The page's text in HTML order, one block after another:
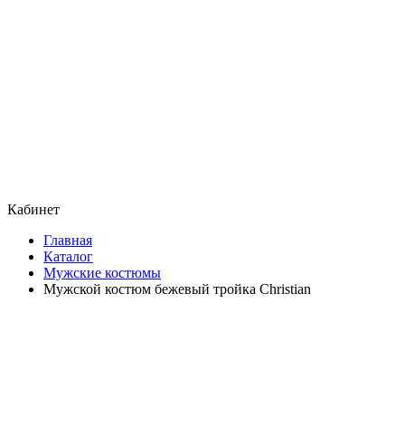
Кабинет
Главная
Каталог
Мужские костюмы
Мужской костюм бежевый тройка Christian